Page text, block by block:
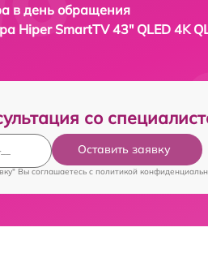
в день обращения
Hiper SmartTV 43" QLED 4K
со
Оставить заявку
Вы соглашаетесь c политикой